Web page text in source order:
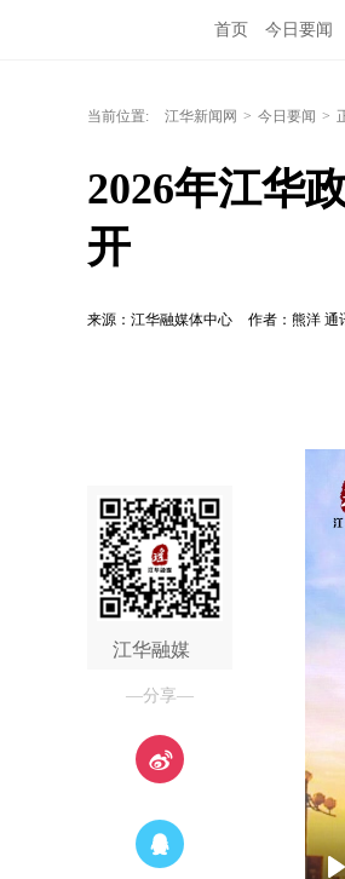
首页 今日要闻
当前位置: 江华新闻网 > 今日要闻 >
2026年江华
开
来源：江华融媒体中心 作者：熊洋 通
江华融媒
—分享—